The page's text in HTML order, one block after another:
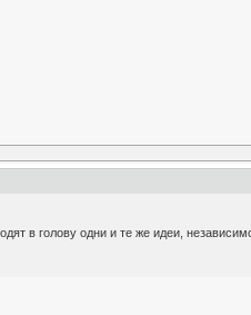
в голову одни и те же идеи,